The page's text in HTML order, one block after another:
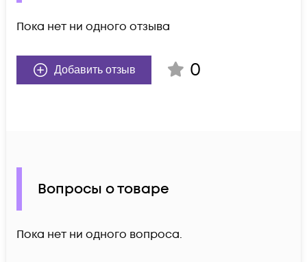
Пока нет ни одного отзыва
Добавить отзыв 0
Вопросы о товаре
Пока нет ни одного вопроса.